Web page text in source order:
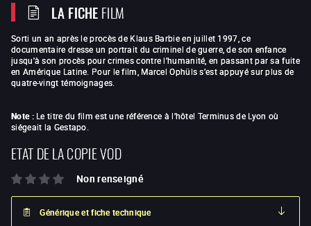
LA FICHEFILM
Sorti un an après le procès de Klaus Barbie en juillet 1997, ce
documentaire dresse un portrait du criminel de guerre, de son enfance
jusqu'à son procès pour crimes contre l’humanité, en passant par sa fuite
en Amérique Latine. Pour le film, Marcel Ophüls s’est appuyé sur plus de
quatre-vingt témoignages.
Note :Le titre du film est une référence à l’hôtel Terminus de Lyon où
siégeait la Gestapo.
ETAT DE LA COPIE VOD
Non renseigné
Générique et fiche technique